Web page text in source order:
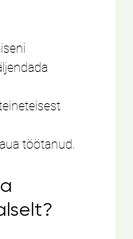
töötanud.